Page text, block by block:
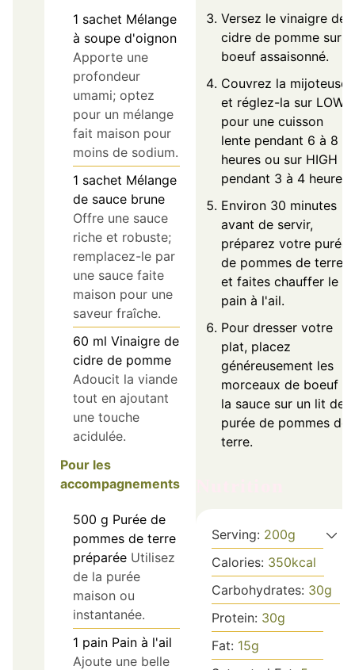
1 sachet Mélange
à soupe d'oignon
Apporte une
profondeur
umami; optez
pour un mélange
fait maison pour
moins de sodium.
1 sachet Mélange
de sauce brune
Offre une sauce
riche et robuste;
remplacez-le par
une sauce faite
maison pour une
saveur fraîche.
60 ml Vinaigre de
cidre de pomme
Adoucit la viande
tout en ajoutant
une touche
acidulée.
Pour les
accompagnements
500 g Purée de
pommes de terre
préparée Utilisez
de la purée
maison ou
instantanée.
1 pain Pain à l'ail
Ajoute une belle
Versez le vinaigre de
cidre de pomme sur le
boeuf assaisonné.
Couvrez la mijoteuse
et réglez-la sur LOW
pour une cuisson
lente pendant 6 à 8
heures ou sur HIGH
pendant 3 à 4 heures.
Environ 30 minutes
avant de servir,
préparez votre purée
de pommes de terre
et faites chauffer le
pain à l'ail.
Pour dresser votre
plat, placez
généreusement les
morceaux de boeuf et
la sauce sur un lit de
purée de pommes de
terre.
Serving: 200g
Calories: 350kcal
Carbohydrates: 30g
Protein: 30g
Fat: 15g